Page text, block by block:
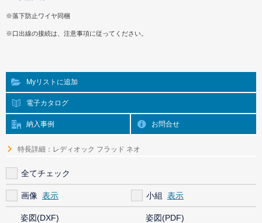
※落下防止ワイヤ同梱
※口出線の接続は、注意事項に従ってください。
Myリストに追加
電子カタログ
納入事例 お問合せ
特長詳細：レディオック フラッド ネオ
全てチェック
画像 小組
姿図(DXF) 姿図(PDF)